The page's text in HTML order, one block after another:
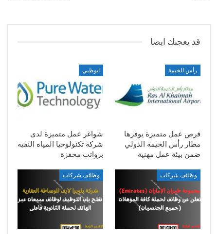
قد يعجبك ايضا
رأس الخيمة
فرص عمل متميزة يوفرها
مطار رأس الخيمة الدولي
ضمن بيئة عمل مهنية
ابوظبي
شواغر عمل متميزة لدى
شركة تكنولوجيا المياه النقية
برواتب محفزة
وظائف شركات وظائف شركات